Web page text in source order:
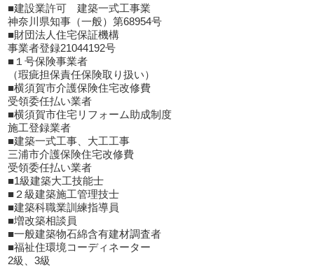
■建設業許可 建築一式工事業
神奈川県知事（一般）第68954号
■財団法人住宅保証機構
事業者登録21044192号
■１号保険事業者
（瑕疵担保責任保険取り扱い）
■横須賀市介護保険住宅改修費
受領委任払い業者
■横須賀市住宅リフォーム助成制度
施工登録業者
■建築一式工事、大工工事
三浦市介護保険住宅改修費
受領委任払い業者
■1級建築大工技能士
■２級建築施工管理技士
■建築科職業訓練指導員
■増改築相談員
■一般建築物石綿含有建材調査者
■福祉住環境コーディネーター
2級、3級